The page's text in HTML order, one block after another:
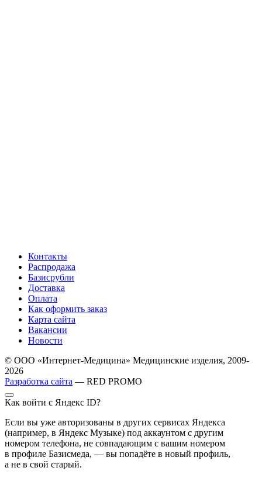
Контакты
Распродажа
Базисрубли
Доставка
Оплата
Как оформить заказ
Карта сайта
Вакансии
Новости
© ООО «Интернет-Медицина» Медицинские изделия, 2009-
2026
Разработка сайта — RED PROMO
Как войти с Яндекс ID?
Если вы уже авторизованы в других сервисах Яндекса
(например, в Яндекс Музыке) под аккаунтом с другим
номером телефона, не совпадающим с вашим номером
в профиле Базисмеда, — вы попадёте в новый профиль,
а не в свой старый.